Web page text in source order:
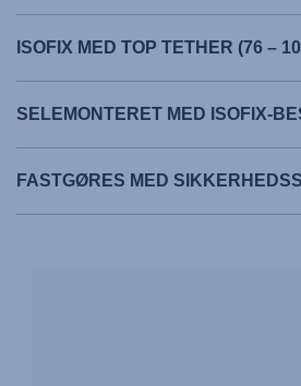
ISOFIX MED TOP TETHER (76 –
SELEMONTERET MED ISOFIX-
FASTGØRES MED